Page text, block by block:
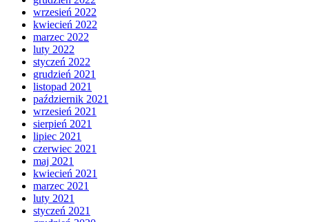
wrzesień 2022
kwiecień 2022
marzec 2022
luty 2022
styczeń 2022
grudzień 2021
listopad 2021
październik 2021
wrzesień 2021
sierpień 2021
lipiec 2021
czerwiec 2021
maj 2021
kwiecień 2021
marzec 2021
luty 2021
styczeń 2021